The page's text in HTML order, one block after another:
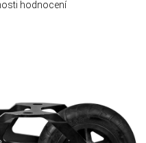
je 0,0 z 5 hvězdiček.
hodnocení